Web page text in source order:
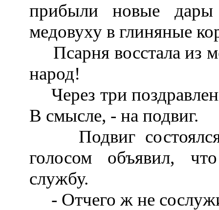
прибыли новые дары
медовуху в глиняные
Псарня восстала из
народ!
Через три
В смысле, - на подвиг.
Подвиг состоялся
голосом объявил,
службу.
- Отчего ж не